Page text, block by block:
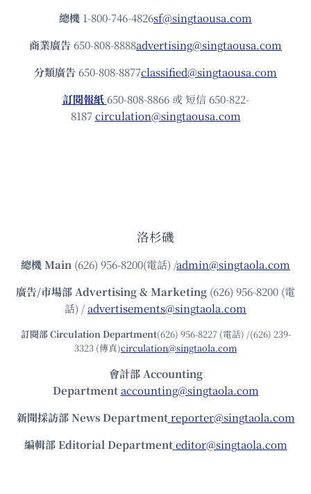
總機 1-800-746-4826sf@singtaousa.com
商業廣告 650-808-8888advertising@singtaousa.com
分類廣告 650-808-8877classified@singtaousa.com
訂閱報紙 650-808-8866 或 短信 650-822-
8187circulation@singtaousa.com
洛杉磯
總機Main (626) 956-8200(電話) /admin@singtaola.com
廣告/市場部Advertising & Marketing (626) 956-8200 (電
話) /advertisements@singtaola.com
訂閱部 Circulation Department(626) 956-8227 (電話) /(626) 239-
3323 (傳真)circulation@singtaola.com
會計部 Accounting
Department accounting@singtaola.com
新聞採訪部 News Department reporter@singtaola.com
編輯部 Editorial Department editor@singtaola.com